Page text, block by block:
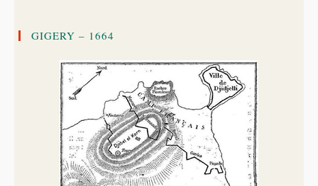
GIGERY – 1664